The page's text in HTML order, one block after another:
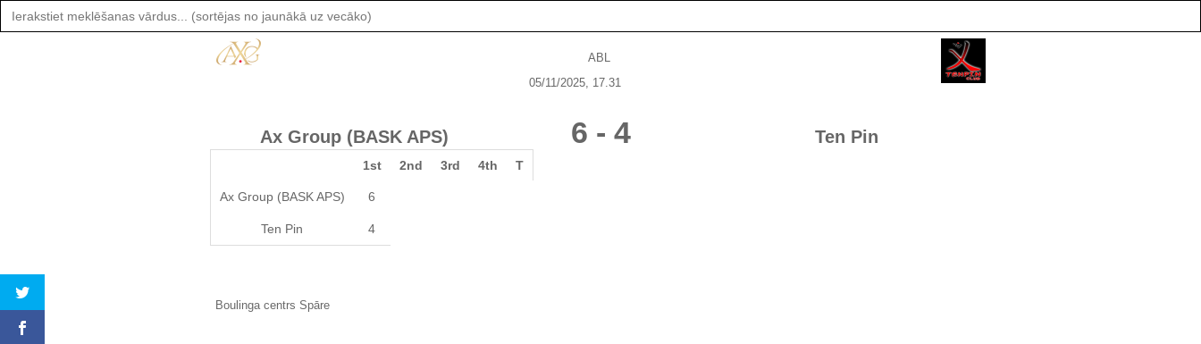
Search
for:
ABL
05/11/2025, 17.31
Ax Group (BASK APS) 6 - 4 Ten Pin
1st 2nd 3rd 4th T
Ax Group (BASK APS) 6
Ten Pin 4
Boulinga centrs Spāre